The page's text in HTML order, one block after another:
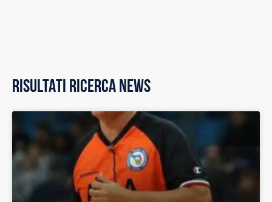
RISULTATI RICERCA NEWS